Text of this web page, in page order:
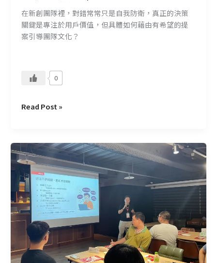
在新創團隊裡，對錯常常只是自我防衛，真正的決策
關鍵是專注於用戶價值，但具體如何藉由有希望的提
案引導團隊文化？
0
注
用
戶
Read Post »
C
Talk+
#12
從
思
維
重
構
AI